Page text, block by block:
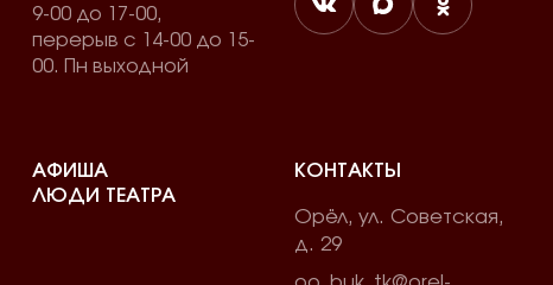
9-00 до 17-00,
перерыв с 14-00 до 15-
00. Пн выходной
АФИША
ЛЮДИ ТЕАТРА
КОНТАКТЫ
Орёл, ул. Советская,
д. 29